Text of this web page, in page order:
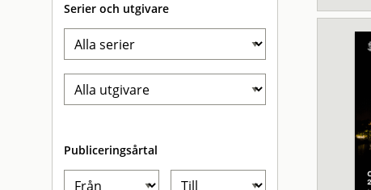
Serier och utgivare
Publiceringsårtal